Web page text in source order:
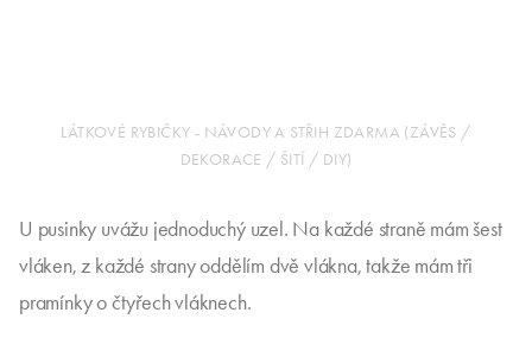
LÁTKOVÉ RYBIČKY - NÁVODY A STŘIH ZDARMA (ZÁVĚS /
DEKORACE / ŠITÍ / DIY)
U pusinky uvážu jednoduchý uzel. Na každé straně mám šest
vláken, z každé strany oddělím dvě vlákna, takže mám tři
pramínky o čtyřech vláknech.